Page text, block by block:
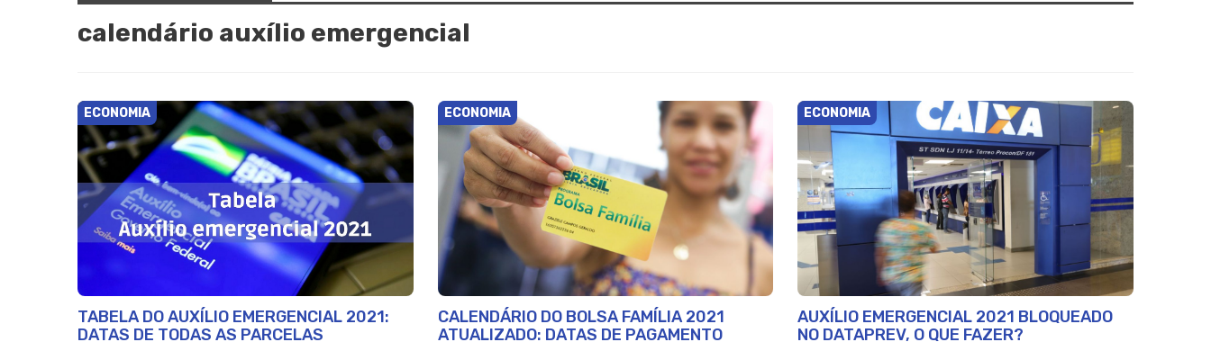
calendário auxílio emergencial
ECONOMIA
TABELA DO AUXÍLIO EMERGENCIAL 2021:
DATAS DE TODAS AS PARCELAS
ECONOMIA
CALENDÁRIO DO BOLSA FAMÍLIA 2021
ATUALIZADO: DATAS DE PAGAMENTO
ECONOMIA
AUXÍLIO EMERGENCIAL 2021 BLOQUEADO
NO DATAPREV, O QUE FAZER?